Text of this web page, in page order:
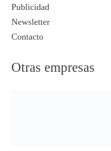
Publicidad
Newsletter
Contacto
Otras empresas